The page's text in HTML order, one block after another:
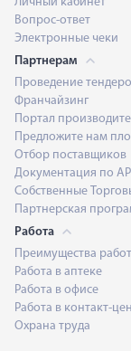
Вопрос-ответ
Электронные чеки
Партнерам
Проведение
Франчайзинг
Портал
Предложите нам
Отбор поставщиков
Документация по API
Собственные
Партнерская
Работа
Преимущества
Работа в аптеке
Работа в офисе
Работа в контакт-
Охрана труда